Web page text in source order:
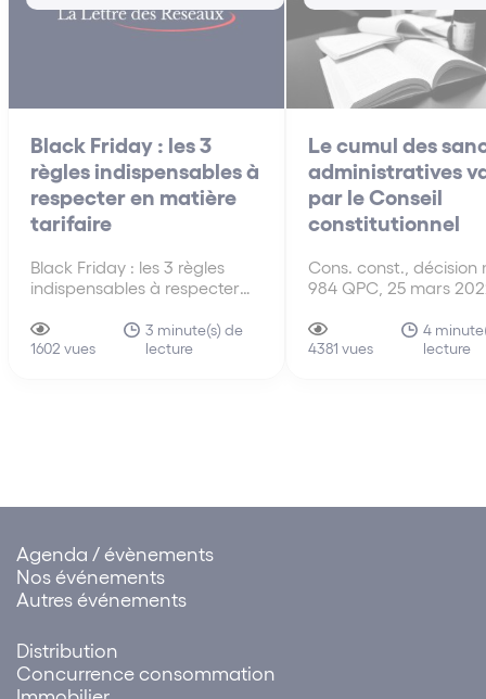
Black Friday : les 3
règles indispensables à
respecter en matière
tarifaire
Black Friday : les 3 règles
indispensables à respecter
« Black Friday » (ou
« vendredi noir » en français)
1602 vues
3 minute(s) de
lecture
Le cumul des
administratives
par le Conseil
constitutionnel
Cons. const., décision
984 QPC, 25 mars
déclare conformes à
Constitution les
4381 vues
4
lecture
Agenda / évènements
Nos événements
Autres événements
Distribution
Concurrence consommation